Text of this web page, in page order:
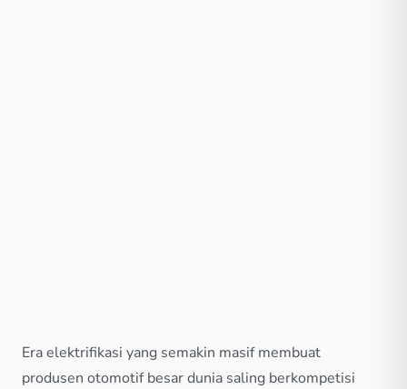
Era elektrifikasi yang semakin masif membuat
produsen otomotif besar dunia saling berkompetisi